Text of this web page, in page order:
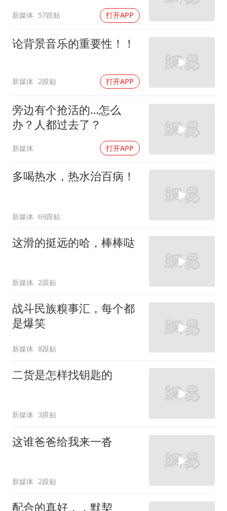
新媒体 57跟贴 打开APP
论背景音乐的重要性！！
新媒体 2跟贴 打开APP
旁边有个抢活的…怎么
办？人都过去了？
新媒体 打开APP
多喝热水，热水治百病！
新媒体 69跟贴
这滑的挺远的哈，棒棒哒
新媒体 2跟贴
战斗民族糗事汇，每个都
是爆笑
新媒体 8跟贴
二货是怎样找钥匙的
新媒体 3跟贴
这谁爸爸给我来一沓
新媒体 2跟贴
配合的真好，，默契